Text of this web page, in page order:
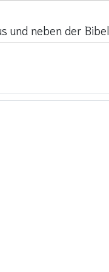
und neben der Bibel